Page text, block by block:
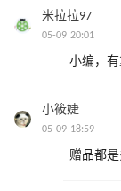
米拉拉97
05-09 20:01
小编，
小筱婕
05-09 18:59
赠品都是